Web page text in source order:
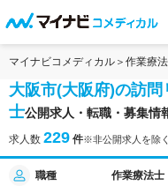
マイナビコメディカル 作業療
大阪市(大阪府)の訪
士公開求人・転職・募集情
求人数 229 件※非公開求人を除く
職種 作業療法士